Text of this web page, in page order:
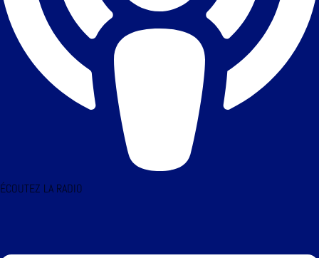
ÉCOUTEZ LA RADIO